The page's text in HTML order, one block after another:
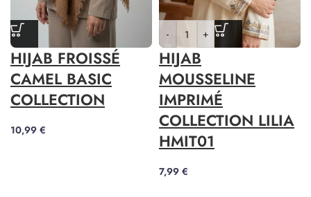
HIJAB FROISSÉ
CAMEL BASIC
COLLECTION
10,99 €
- +
HIJAB
MOUSSELINE
IMPRIMÉ
COLLECTION LILIA
HMIT01
7,99 €